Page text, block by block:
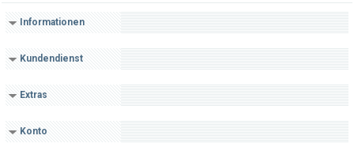
Informationen
Kundendienst
Extras
Konto